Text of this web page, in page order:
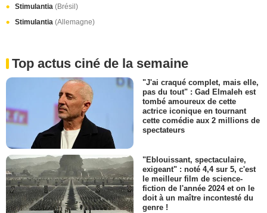
Stimulantia (Brésil)
Stimulantia (Allemagne)
Top actus ciné de la semaine
"J'ai craqué complet, mais elle,
pas du tout" : Gad Elmaleh est
tombé amoureux de cette
actrice iconique en tournant
cette comédie aux 2 millions de
spectateurs
"Eblouissant, spectaculaire,
exigeant" : noté 4,4 sur 5, c'est
le meilleur film de science-
fiction de l'année 2024 et on le
doit à un maître incontesté du
genre !